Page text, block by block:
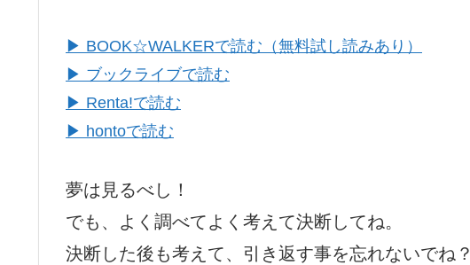
▶ BOOK☆WALKERで読む（無料試し読みあり）
▶ ブックライブで読む
▶ Renta!で読む
▶ hontoで読む
夢は見るべし！
でも、よく調べてよく考えて決断してね。
決断した後も考えて、引き返す事を忘れないでね？